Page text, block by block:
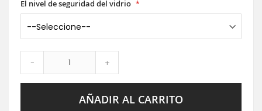
El nivel de seguridad del vidrio
- +
AÑADIR AL CARRITO